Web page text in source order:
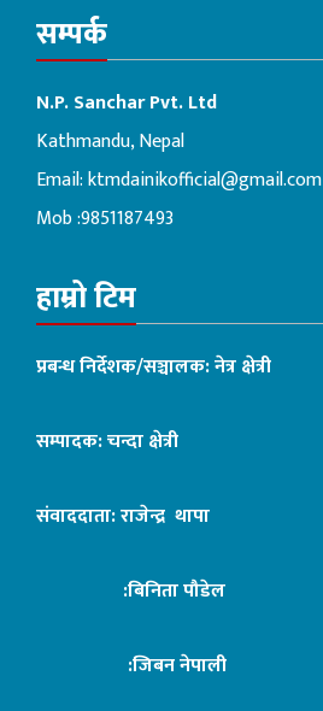
सम्पर्क
N.P. Sanchar Pvt. Ltd
Kathmandu, Nepal
Email:ktmdainikofficial@gmail.com
Mob :9851187493
हाम्रो टिम
प्रबन्ध निर्देशक/सञ्चालक: नेत्र क्षेत्री
सम्पादक: चन्दा क्षेत्री
संवाददाता: राजेन्द्र थापा
:बिनिता पौडेल
:जिबन नेपाली